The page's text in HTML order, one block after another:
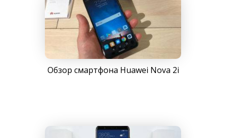
Обзор смартфона Huawei Nova 2i